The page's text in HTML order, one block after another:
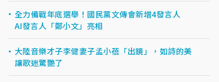
全力備戰年底選舉！國民黨文傳會新增4發言人
AI發言人「鄭小文」亮相
大陸音樂才子李健妻子孟小蓓「出鏡」，如詩的美
讓歌迷驚艷了